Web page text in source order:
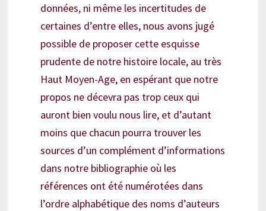
données, ni même les incertitudes de
certaines d’entre elles, nous avons jugé
possible de proposer cette esquisse
prudente de notre histoire locale, au très
Haut Moyen-Age, en espérant que notre
propos ne décevra pas trop ceux qui
auront bien voulu nous lire, et d’autant
moins que chacun pourra trouver les
sources d’un complément d’informations
dans notre bibliographie où les
références ont été numérotées dans
l’ordre alphabétique des noms d’auteurs